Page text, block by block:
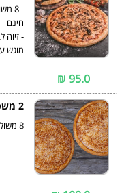
- 8
מוגש
95.0 ₪
2 משפחתיות
8 משולשים במגש.